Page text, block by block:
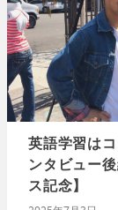
英語学習は
ンタビュー
ス記念】